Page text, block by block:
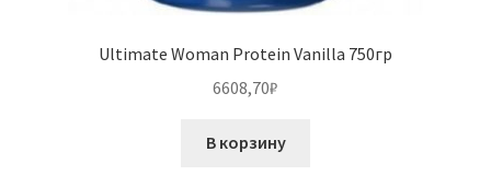
Ultimate Woman Protein Vanilla 750гр
6608,70₽
В корзину